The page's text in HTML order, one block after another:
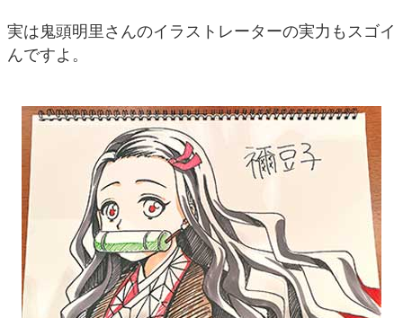
実は鬼頭明里さんのイラストレーターの実力もスゴイ
んですよ。